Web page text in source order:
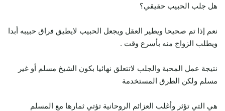
هل جلب الحبيب حقيقي؟
نعم إذا تم صحيحا ويطير العقل ويجعل الحبيب لايطيق فراق حبيبه أبدا
ويطلب الزواج منه بأسرع وقت .
نتيجة عمل المحبة والجلب لاتتعلق نهائيا بكون الشيخ مسلم أو غير
مسلم ولكن الطرق المستخدمة
هي التي تؤثر وأغلب العزائم الروحانية تؤتي ثمارها مع المسلم